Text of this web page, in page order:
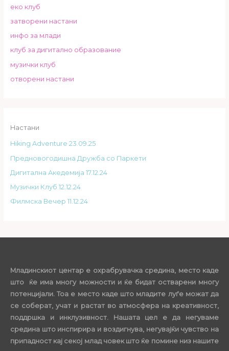
еко клуб
затворени настани
инфо за млади
клуб за дигитално образование
музички клуб
отворени настани
Настани
Hiking Adventure 23.09.25
Предновогодишна Дружба со Паркети
Дигитална Акедемија 17.12.24
Музички Клуб 12.12.24
Филмска Вечер 11.12.24
Младинскиот центар е охрабрувачка средина, место каде
што ќе има многу можности и ќе бидат остварени многу
потенцијали. Тоа е место каде што младите луѓе можат да
се соберат, учат и растат во атмосфера на креативност,
поддршка и инклузивност. Нашата цел е да негуваме
средина што инспирира и воздигнува, негувајќи чувство на
припадност кај секој млад човек што ќе помине низ нашите